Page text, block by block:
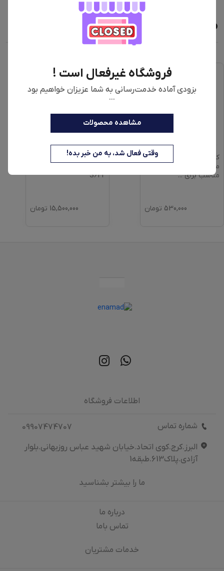
فروشگاه غیرفعال است !
بزودی آماده خدمت‌رسانی به شما عزیزان خواهیم بود
...
مشاهده محصولات
وقتی فعال شد، به من خبر بده!
محصولات مشابه
کیسه جاروبرقی بوش
مناسب برای...
530,000 تومان
S642
15,500,000 تومان
اطلاعات فروشگاه
شماره تماس
09907474707
البرز.کرج.کوی اتحاد.خیابان شهید عباس روزبهانی.بلوار
آزادی.پلاک613.طبقه1
ما را بیشتر بشناسید
درباره‌ ما
تماس باما
خدمات مشتریان